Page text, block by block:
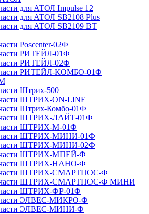
для АТОЛ Impulse 12
для АТОЛ SB2108 Plus
для АТОЛ SB2109 BT
Poscenter-02Ф
РИТЕЙЛ-01Ф
РИТЕЙЛ-02Ф
РИТЕЙЛ-КОМБО-01Ф
Штрих-500
ШТРИХ-ON-LINE
Штрих-Комбо-01Ф
ШТРИХ-ЛАЙТ-01Ф
ШТРИХ-М-01Ф
ШТРИХ-МИНИ-01Ф
ШТРИХ-МИНИ-02Ф
ШТРИХ-МПЕЙ-Ф
ШТРИХ-НАНО-Ф
ШТРИХ-СМАРТПОС-Ф
ШТРИХ-СМАРТПОС-Ф МИНИ
ШТРИХ-ФР-01Ф
ЭЛВЕС-МИКРО-Ф
ЭЛВЕС-МИНИ-Ф